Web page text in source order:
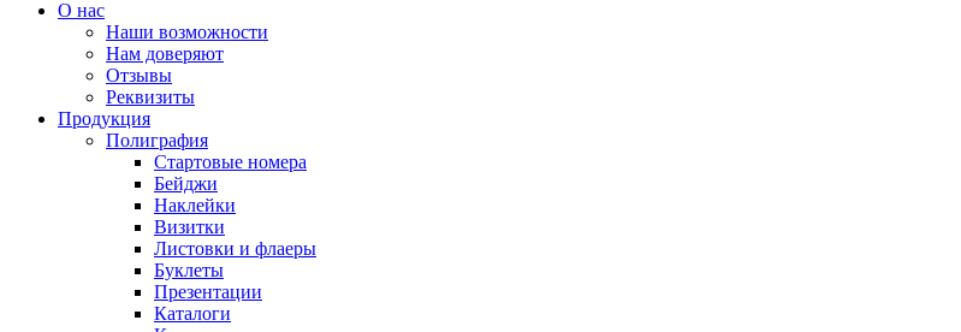
О нас
Наши возможности
Нам доверяют
Отзывы
Реквизиты
Продукция
Полиграфия
Стартовые номера
Бейджи
Наклейки
Визитки
Листовки и флаеры
Буклеты
Презентации
Каталоги